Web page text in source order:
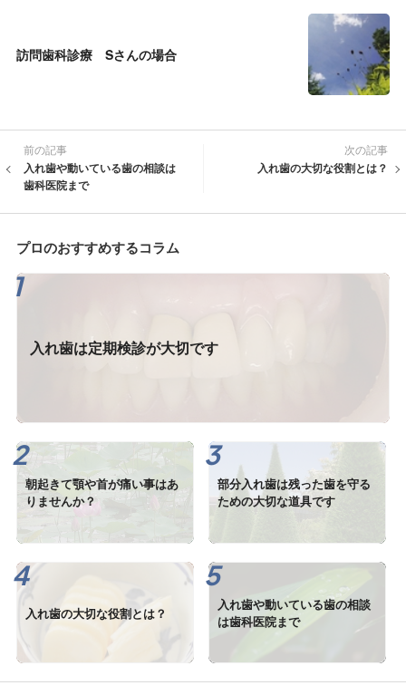
訪問歯科診療 Sさんの場合
前の記事
入れ歯や動いている歯の相談は
歯科医院まで
次の記事
入れ歯の大切な役割とは？
プロのおすすめするコラム
入れ歯は定期検診が大切です
朝起きて顎や首が痛い事はあ
りませんか？
部分入れ歯は残った歯を守る
ための大切な道具です
入れ歯の大切な役割とは？
入れ歯や動いている歯の相談
は歯科医院まで